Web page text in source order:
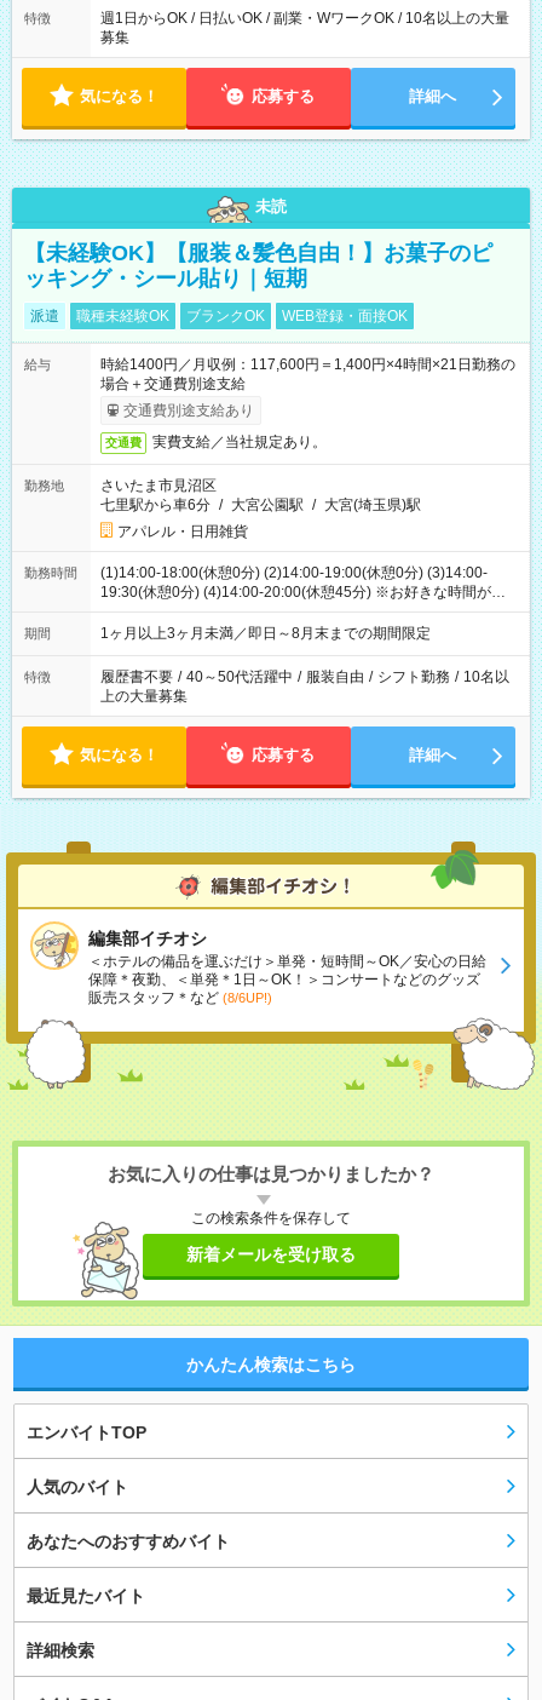
特徴
週1日からOK / 日払いOK / 副業・WワークOK / 10名以上の大量
募集
気になる！ 応募する 詳細へ
未読
【未経験OK】【服装＆髪色自由！】お菓子のピ
ッキング・シール貼り｜短期
派遣 職種未経験OK ブランクOK WEB登録・面接OK
給与
時給1400円／月収例：117,600円＝1,400円×4時間×21日勤務の
場合＋交通費別途支給
交通費別途支給あり
交通費 実費支給／当社規定あり。
勤務地
さいたま市見沼区
七里駅から車6分 / 大宮公園駅 / 大宮(埼玉県)駅
アパレル・日用雑貨
勤務時間
(1)14:00-18:00(休憩0分) (2)14:00-19:00(休憩0分) (3)14:00-
19:30(休憩0分) (4)14:00-20:00(休憩45分) ※お好きな時間が選べ
ます
期間 1ヶ月以上3ヶ月未満／即日～8月末までの期間限定
特徴 履歴書不要 / 40～50代活躍中 / 服装自由 / シフト勤務 / 10名以
上の大量募集
気になる！ 応募する 詳細へ
編集部イチオシ
＜ホテルの備品を運ぶだけ＞単発・短時間～OK／安心の日給
保障＊夜勤、＜単発＊1日～OK！＞コンサートなどのグッズ
販売スタッフ＊など (8/6UP!)
お気に入りの仕事は見つかりましたか？
この検索条件を保存して
新着メールを受け取る
かんたん検索はこちら
エンバイトTOP
人気のバイト
あなたへのおすすめバイト
最近見たバイト
詳細検索